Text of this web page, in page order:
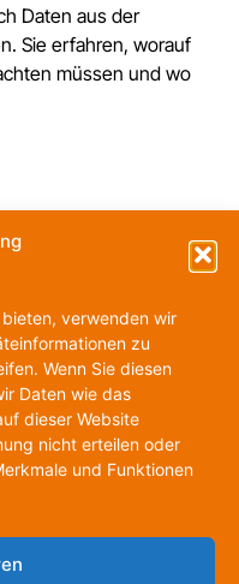
verwenden wir
zu
Wenn Sie diesen
Daten wie das
dieser Website
nicht erteilen oder
und Funktionen
Daten aus der
Sie erfahren, worauf
müssen und wo